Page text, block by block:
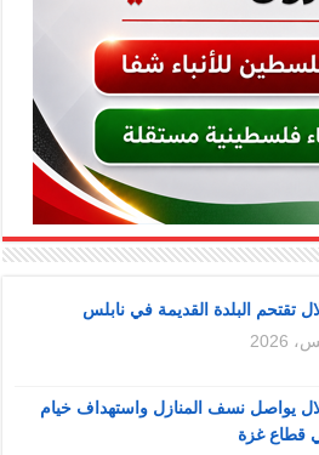
تقتحم البلدة القديمة في نابلس
يواصل نسف المنازل واستهداف خيام
قطاع غزة